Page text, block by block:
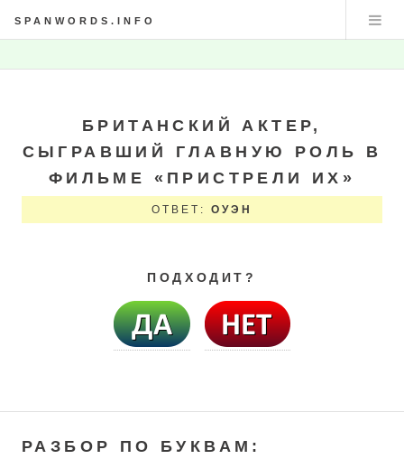
SPANWORDS.INFO
БРИТАНСКИЙ АКТЕР,
СЫГРАВШИЙ ГЛАВНУЮ РОЛЬ В
ФИЛЬМЕ «ПРИСТРЕЛИ ИХ»
ОТВЕТ:ОУЭН
ПОДХОДИТ?
РАЗБОР ПО БУКВАМ: